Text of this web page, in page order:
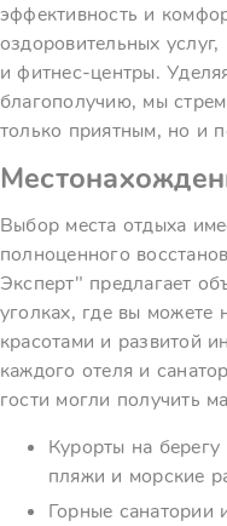
эффективность и
оздоровительных
и фитнес-центры.
благополучию, мы
только приятным, но и
Выбор места отдыха
полноценного
Эксперт" предлагает
уголках, где вы можете
красотами и развитой
каждого отеля и
гости могли получить
Курорты на
пляжи и морские
Горные санатории